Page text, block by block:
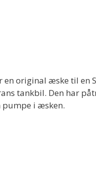
en original æske til en
tankbil. Den har
pumpe i æsken.